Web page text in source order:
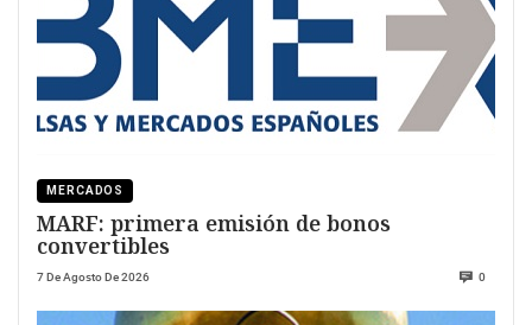
MERCADOS
MARF: primera emisión de bonos
convertibles
7 De Agosto De 2026 0